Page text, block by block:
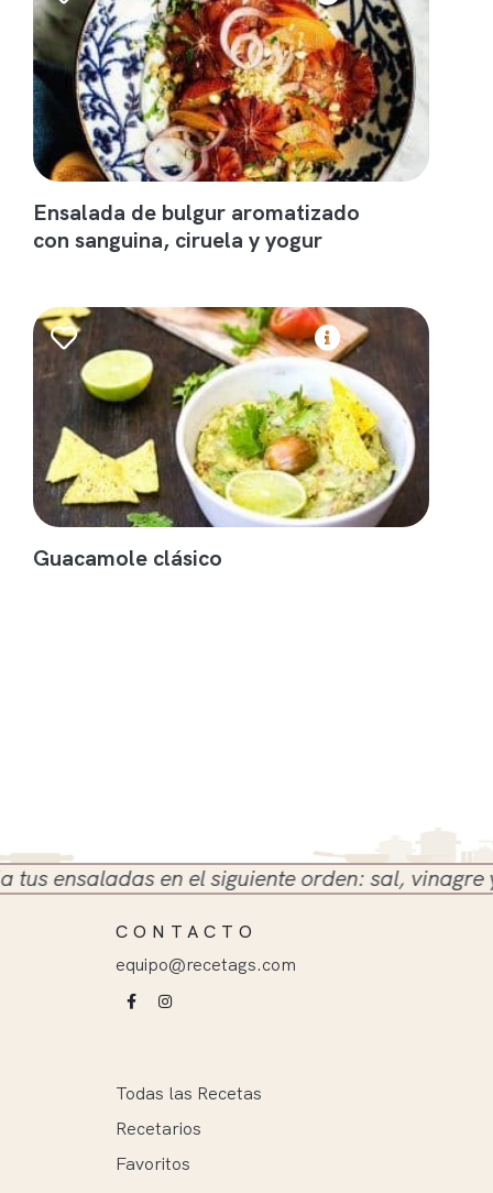
Ensalada de bulgur aromatizado
con sanguina, ciruela y yogur
Guacamole clásico
en el siguiente orden: sal, vinagre y
CONTACTO
equipo@recetags.com
Todas las Recetas
Recetarios
Favoritos